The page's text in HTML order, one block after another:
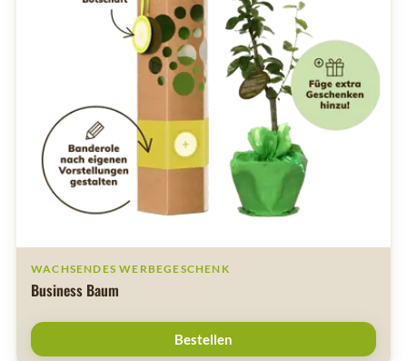
WACHSENDES WERBEGESCHENK
Business Baum
Bestellen